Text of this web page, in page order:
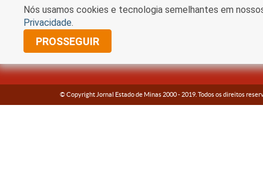
Encontro
Clube A
© Copyright Jornal Estado de Minas 2000 -2019 . Todos os direitos
Nós usamos cookies e tecnologia semelhantes em
Privacidade.
PROSSEGUIR